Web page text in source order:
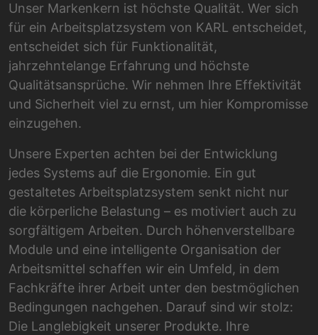
Unser Markenkern ist höchste Qualität. Wer sich
für ein Arbeitsplatzsystem von KARL entscheidet,
entscheidet sich für Funktionalität,
jahrzehntelange Erfahrung und höchste
Qualitätsansprüche. Wir nehmen Ihre Effektivität
und Sicherheit viel zu ernst, um hier Kompromisse
einzugehen.
Unsere Experten achten bei der Entwicklung
jedes Systems auf die Ergonomie. Ein gut
gestaltetes Arbeitsplatzsystem senkt nicht nur
die körperliche Belastung – es motiviert auch zu
sorgfältigem Arbeiten. Durch höhenverstellbare
Module und eine intelligente Organisation der
Arbeitsmittel schaffen wir ein Umfeld, in dem
Fachkräfte ihrer Arbeit unter den bestmöglichen
Bedingungen nachgehen. Darauf sind wir stolz:
Die Langlebigkeit unserer Produkte. Ihre